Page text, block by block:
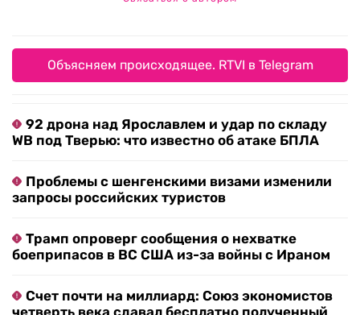
Объясняем происходящее. RTVI в Telegram
92 дрона над Ярославлем и удар по складу
WB под Тверью: что известно об атаке БПЛА
Проблемы с шенгенскими визами изменили
запросы российских туристов
Трамп опроверг сообщения о нехватке
боеприпасов в ВС США из-за войны с Ираном
Счет почти на миллиард: Союз экономистов